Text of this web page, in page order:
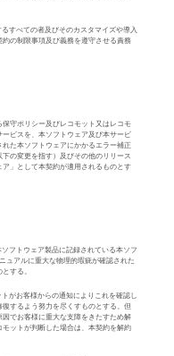
すべての者及びそのカスタマイズや導入
の制限事項及び義務を遵守させる責務
守ポリシー及びレコモット又はレコモ
ビスを、本ソフトウェア及び本サービ
た本ソフトウェアにかかるエラー補正
の変更を指す）及びその他のリリース
」として本契約が適用されるものとす
フトウェア製品に記録されている本ソフ
ュアルに重大な物理的瑕疵が確認された
する。
がお客様からの通知によりこれを確認し
するよう努力を尽くすものとする。但
因でお客様に重大な支障をきたすため解
ットが判断した場合は、本契約を解約